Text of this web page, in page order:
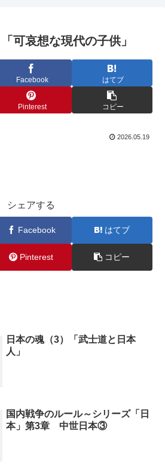
可哀想な現代の子供」
Facebook はてブ
Pinterest コピー
2026.05.19
シェアする
Facebook はてブ
Pinterest コピー
日本の魂（3）「武士道と日本
人」
国内戦争のルール～シリーズ「日
本」第3章 中世日本③